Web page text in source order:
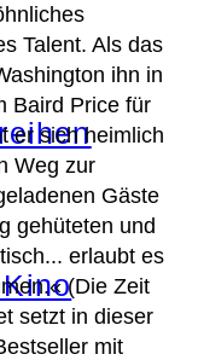
Talent. Als das
ihn in
Baird Price für
er sich heimlich
Weg zur
Gäste
gehüteten und
erlaubt es
(Die Zeit
setzt in dieser
mit